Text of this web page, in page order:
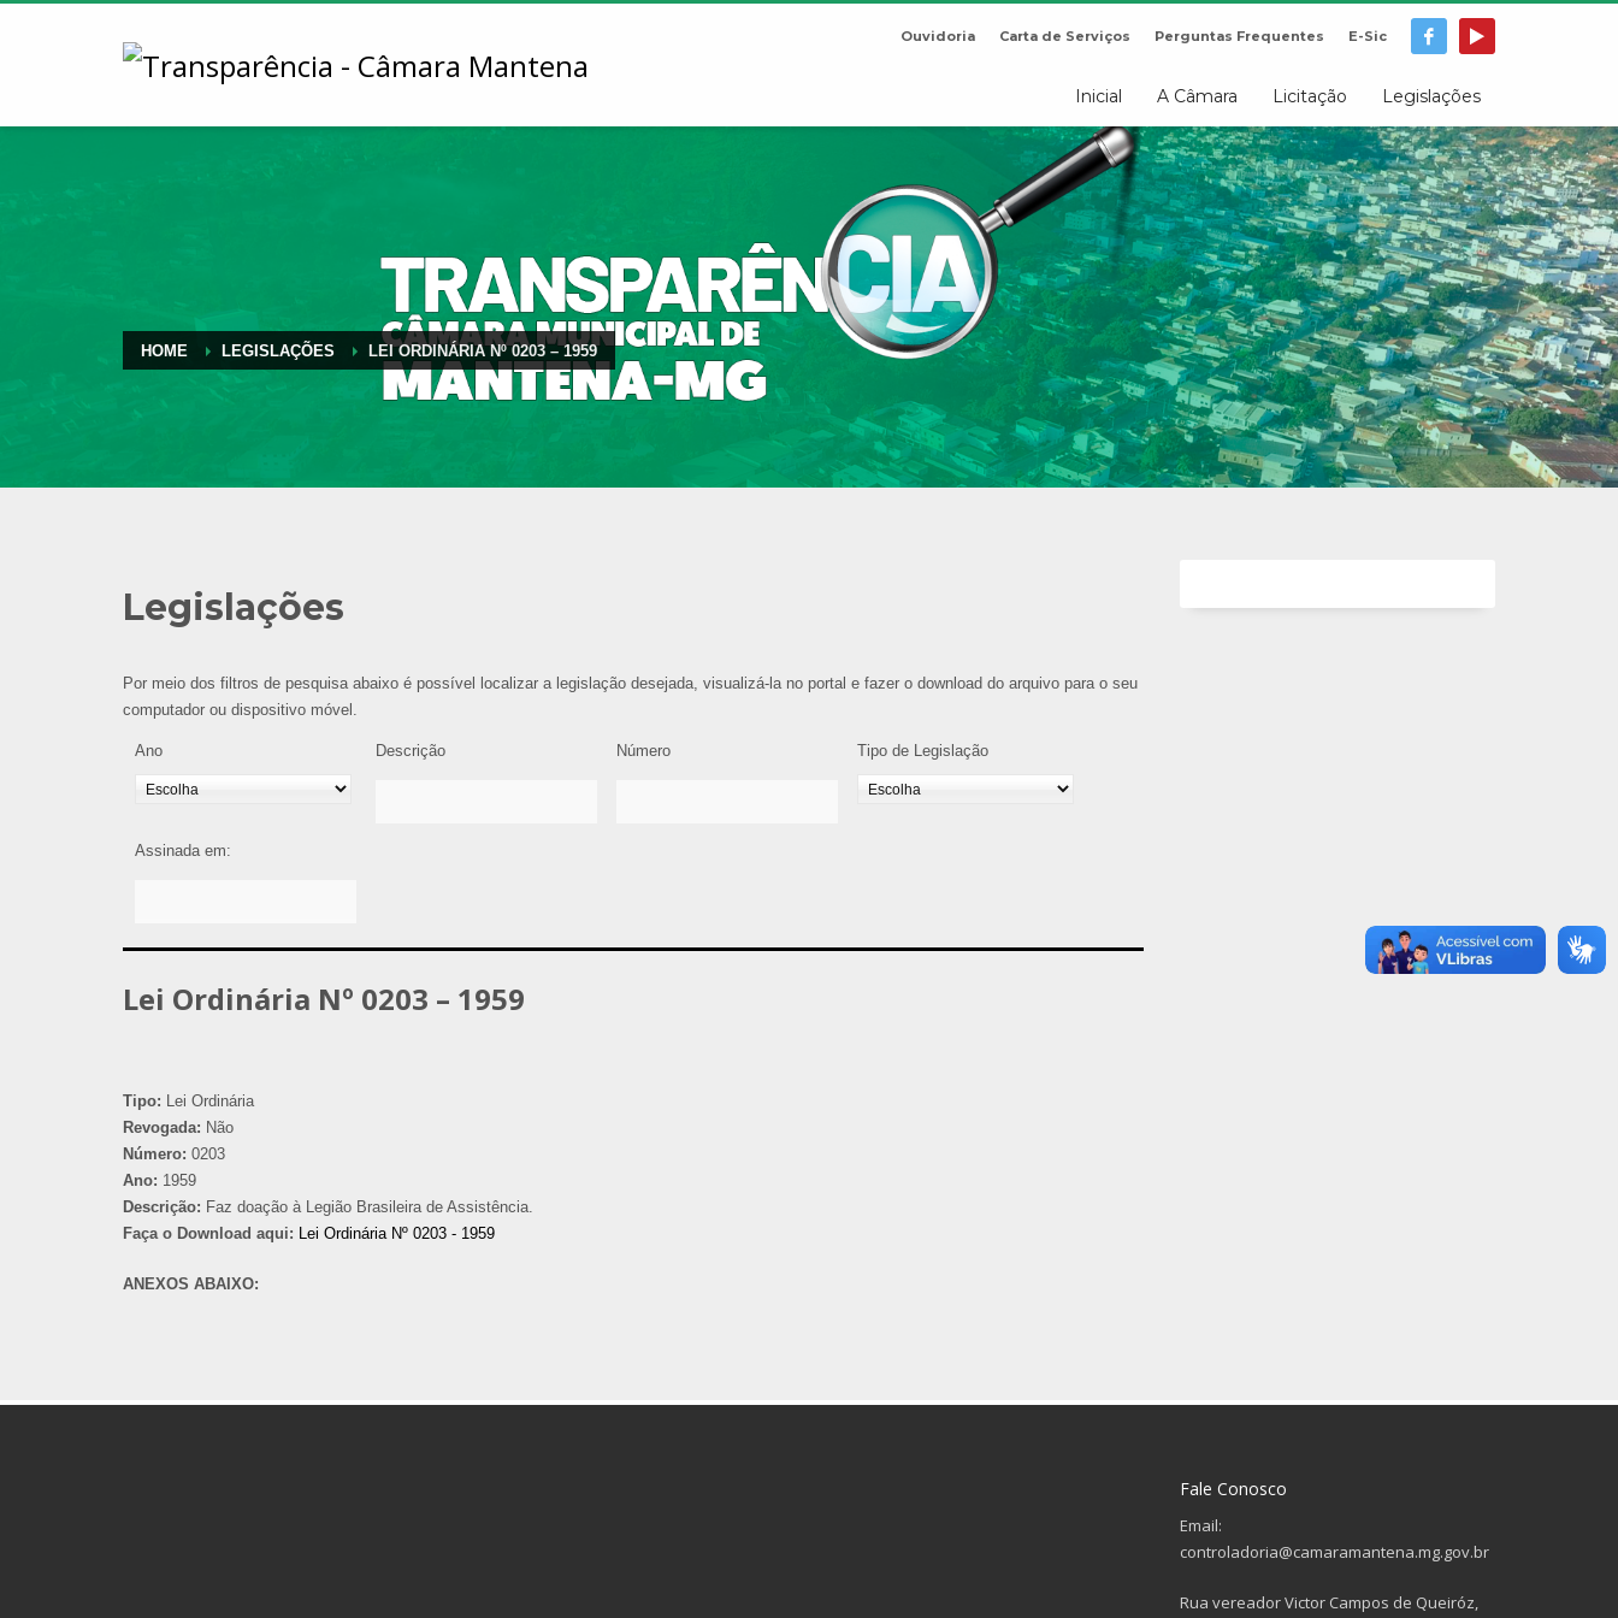
Ouvidoria Carta de Serviços Perguntas Frequentes E-Sic
Inicial A Câmara Licitação Legislações
HOME LEGISLAÇÕES LEI ORDINÁRIA Nº 0203 – 1959
Legislações
Por meio dos filtros de pesquisa abaixo é possível localizar a legislação desejada, visualizá-la no portal e fazer o download do arquivo para o seu
computador ou dispositivo móvel.
Ano Descrição Número Tipo de Legislação
Assinada em:
Lei Ordinária Nº 0203 – 1959
Tipo: Lei Ordinária
Revogada: Não
Número: 0203
Ano: 1959
Descrição: Faz doação à Legião Brasileira de Assistência.
Faça o Download aqui: Lei Ordinária Nº 0203 - 1959
ANEXOS ABAIXO:
Fale Conosco
Email:
controladoria@camaramantena.mg.gov.br
Rua vereador Victor Campos de Queiróz,